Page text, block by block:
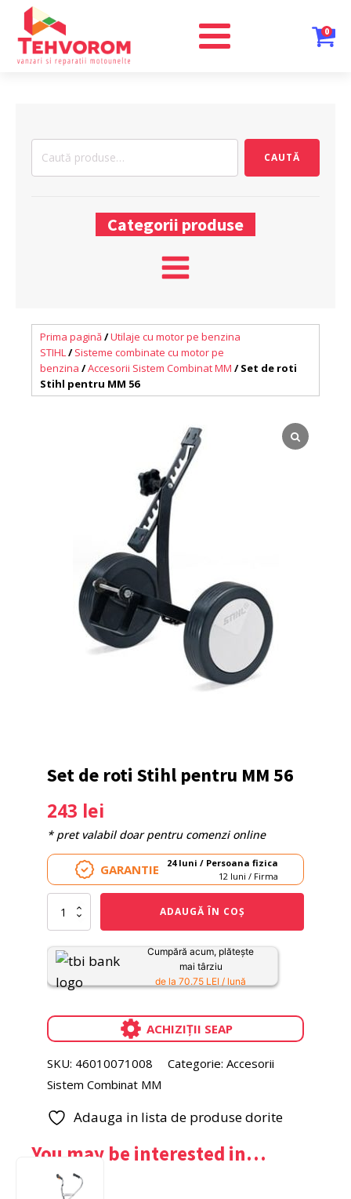
0
Caută
CAUTĂ
Categorii produse
Prima pagină/Utilaje cu motor pe benzina
STIHL/Sisteme combinate cu motor pe
benzina /Accesorii Sistem Combinat MM / Set de roti
Stihl pentru MM 56
Set de roti Stihl pentru MM 56
243 lei
* pret valabil doar pentru comenzi online
GARANTIE
24 luni / Persoana fizica
12 luni / Firma
Cantitate
roti
Stihl
pentru
ADAUGĂ ÎN COȘ
Cumpără acum, plătește
mai târziu
de la 70.75 LEI / lună
ACHIZIȚII SEAP
SKU: 46010071008 Categorie: Accesorii
Sistem Combinat MM
Adauga in lista de produse dorite
You may be interested in…